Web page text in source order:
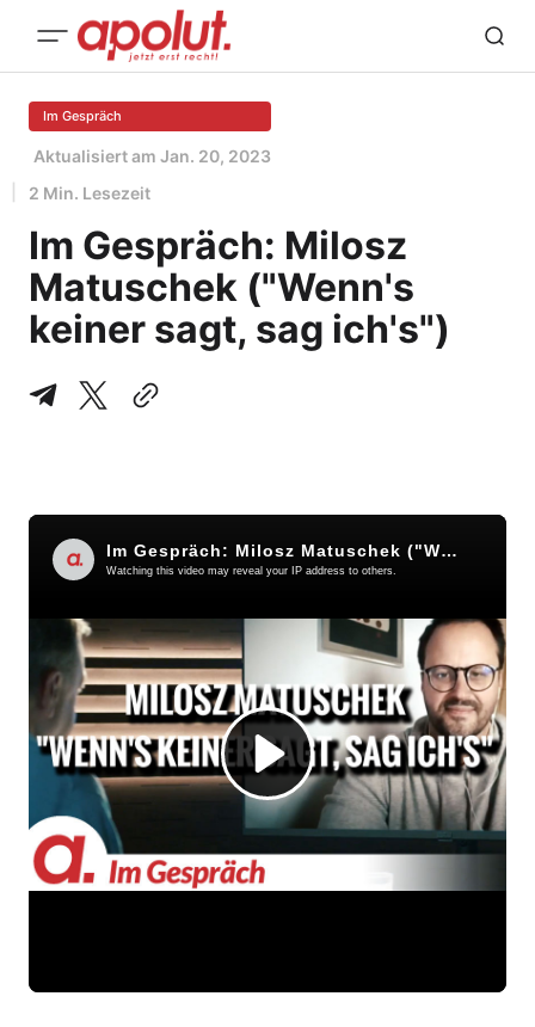
Im Gespräch
Aktualisiert am Jan. 20, 2023
2 Min. Lesezeit
Im Gespräch: Milosz
Matuschek ("Wenn's
keiner sagt, sag ich's")